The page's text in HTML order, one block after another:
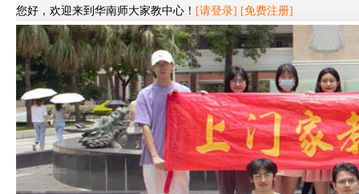
您好，欢迎来到华南师大家教中心！ [请登录] [免费注册]